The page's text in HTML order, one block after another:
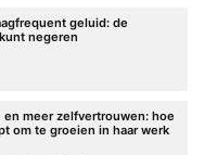
geluid: de
negeren
en meer zelfvertrouwen: hoe
om te groeien in haar werk